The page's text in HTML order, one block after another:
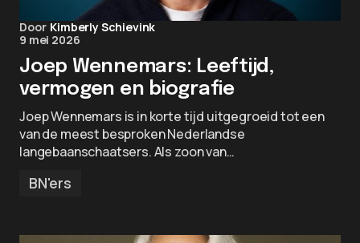
Door Kimberly Schievink
9 mei 2026
Joep Wennemars: Leeftijd,
vermogen en biografie
Joep Wennemars is in korte tijd uitgegroeid tot een
van de meest besproken Nederlandse
langebaanschaatsers. Als zoon van…
BN'ers